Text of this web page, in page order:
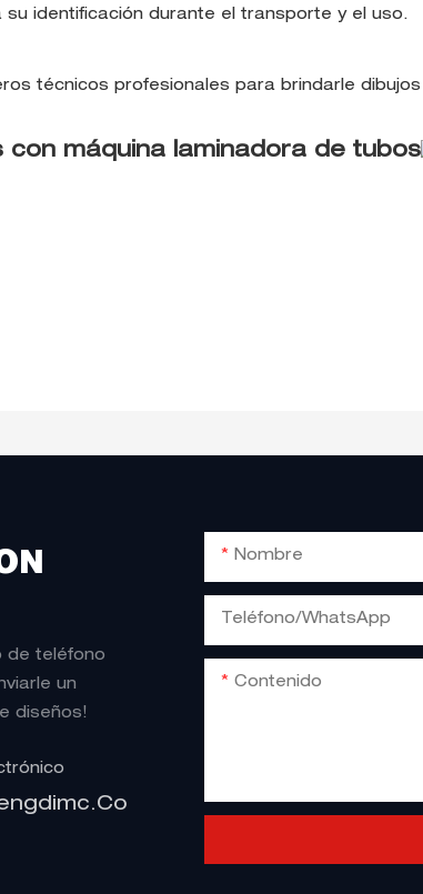
identificación durante el transporte y el uso.
técnicos profesionales para brindarle
con máquina laminadora de tubos
de teléfono
un
diseños!
Nombre
Teléfono/WhatsApp
Contenido